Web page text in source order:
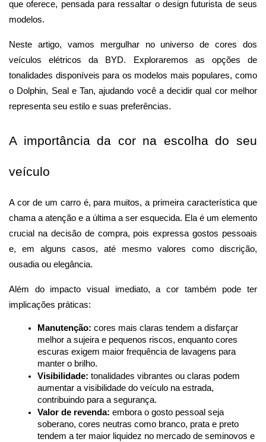
que oferece, pensada para ressaltar o design futurista de seus
modelos.
Neste artigo, vamos mergulhar no universo de cores dos
veículos elétricos da BYD. Exploraremos as opções de
tonalidades disponíveis para os modelos mais populares, como
o Dolphin, Seal e Tan, ajudando você a decidir qual cor melhor
representa seu estilo e suas preferências.
A importância da cor na escolha do seu
veículo
A cor de um carro é, para muitos, a primeira característica que
chama a atenção e a última a ser esquecida. Ela é um elemento
crucial na decisão de compra, pois expressa gostos pessoais
e, em alguns casos, até mesmo valores como discrição,
ousadia ou elegância.
Além do impacto visual imediato, a cor também pode ter
implicações práticas:
Manutenção: cores mais claras tendem a disfarçar
melhor a sujeira e pequenos riscos, enquanto cores
escuras exigem maior frequência de lavagens para
manter o brilho.
Visibilidade: tonalidades vibrantes ou claras podem
aumentar a visibilidade do veículo na estrada,
contribuindo para a segurança.
Valor de revenda: embora o gosto pessoal seja
soberano, cores neutras como branco, prata e preto
tendem a ter maior liquidez no mercado de seminovos e